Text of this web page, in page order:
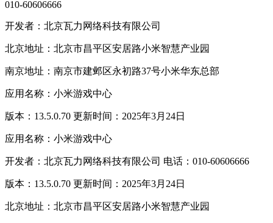
010-60606666
开发者：北京瓦力网络科技有限公司
北京地址：北京市昌平区安居路小米智慧产业园
南京地址：南京市建邺区永初路37号小米华东总部
应用名称：小米游戏中心
版本：13.5.0.70 更新时间：2025年3月24日
应用名称：小米游戏中心
开发者：北京瓦力网络科技有限公司 电话：010-60606666
版本：13.5.0.70 更新时间：2025年3月24日
北京地址：北京市昌平区安居路小米智慧产业园